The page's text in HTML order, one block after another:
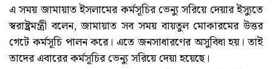
এ সময় জামায়াত ইসলামের কর্মসূচির ভেন্যু সরিয়ে দেয়ার ইস্যুতে
স্বরাষ্ট্রমন্ত্রী বলেন, জামায়াত সব সময় বায়তুল মোকারমের উত্তর
গেটে কর্মসূচি পালন করে। এতে জনসাধারণের অসুবিধা হয়। তাই
তাদের এবারের কর্মসূচির ভেন্যু সরিয়ে দেয়া হয়েছে।